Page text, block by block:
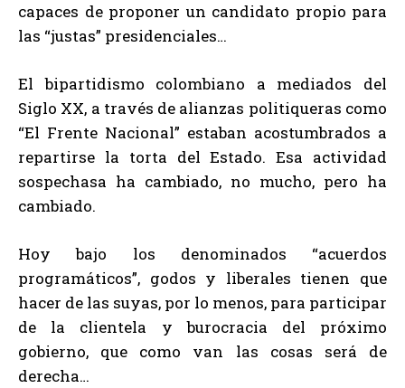
capaces de proponer un candidato propio para
las “justas” presidenciales…
El bipartidismo colombiano a mediados del
Siglo XX, a través de alianzas politiqueras como
“El Frente Nacional” estaban acostumbrados a
repartirse la torta del Estado. Esa actividad
sospechasa ha cambiado, no mucho, pero ha
cambiado.
Hoy bajo los denominados “acuerdos
programáticos”, godos y liberales tienen que
hacer de las suyas, por lo menos, para participar
de la clientela y burocracia del próximo
gobierno, que como van las cosas será de
derecha…